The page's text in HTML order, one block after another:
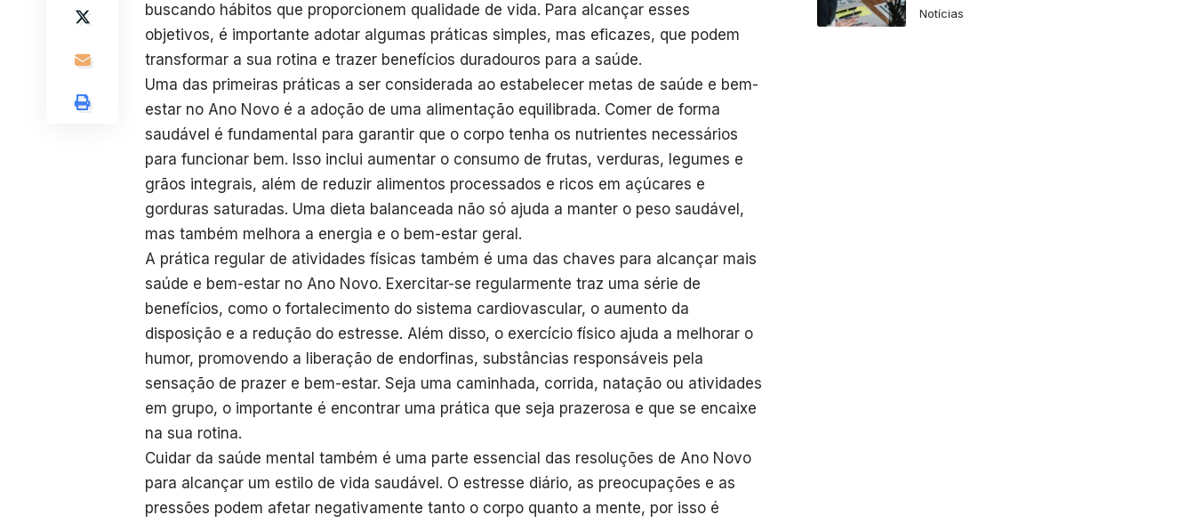
buscando hábitos que proporcionem qualidade de vida. Para alcançar esses
objetivos, é importante adotar algumas práticas simples, mas eficazes, que podem
transformar a sua rotina e trazer benefícios duradouros para a saúde.
Uma das primeiras práticas a ser considerada ao estabelecer metas de saúde e bem-
estar no Ano Novo é a adoção de uma alimentação equilibrada. Comer de forma
saudável é fundamental para garantir que o corpo tenha os nutrientes necessários
para funcionar bem. Isso inclui aumentar o consumo de frutas, verduras, legumes e
grãos integrais, além de reduzir alimentos processados e ricos em açúcares e
gorduras saturadas. Uma dieta balanceada não só ajuda a manter o peso saudável,
mas também melhora a energia e o bem-estar geral.
A prática regular de atividades físicas também é uma das chaves para alcançar mais
saúde e bem-estar no Ano Novo. Exercitar-se regularmente traz uma série de
benefícios, como o fortalecimento do sistema cardiovascular, o aumento da
disposição e a redução do estresse. Além disso, o exercício físico ajuda a melhorar o
humor, promovendo a liberação de endorfinas, substâncias responsáveis pela
sensação de prazer e bem-estar. Seja uma caminhada, corrida, natação ou atividades
em grupo, o importante é encontrar uma prática que seja prazerosa e que se encaixe
na sua rotina.
Cuidar da saúde mental também é uma parte essencial das resoluções de Ano Novo
para alcançar um estilo de vida saudável. O estresse diário, as preocupações e as
pressões podem afetar negativamente tanto o corpo quanto a mente, por isso é
Notícias